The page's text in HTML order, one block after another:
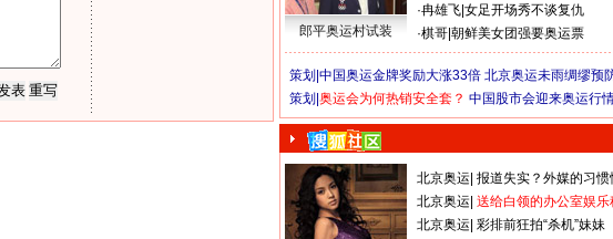
郎平奥运村试装
·冉雄飞 女足开场秀不谈复仇
·棋哥 朝鲜美女团强要奥运票
策划| 中国奥运金牌奖励大涨33倍 北京奥运未雨绸缪预
策划| 奥运会为何热销安全套？ 中国股市会迎来奥运行
北京奥运 报道失实？外媒的习惯
北京奥运 送给白领的办公室娱乐
北京奥运 彩排前狂拍“杀机”妹妹